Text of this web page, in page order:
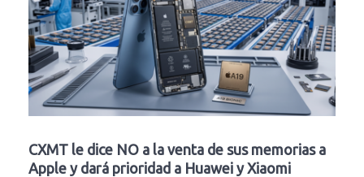
CXMT le dice NO a la venta de sus memorias a
Apple y dará prioridad a Huawei y Xiaomi